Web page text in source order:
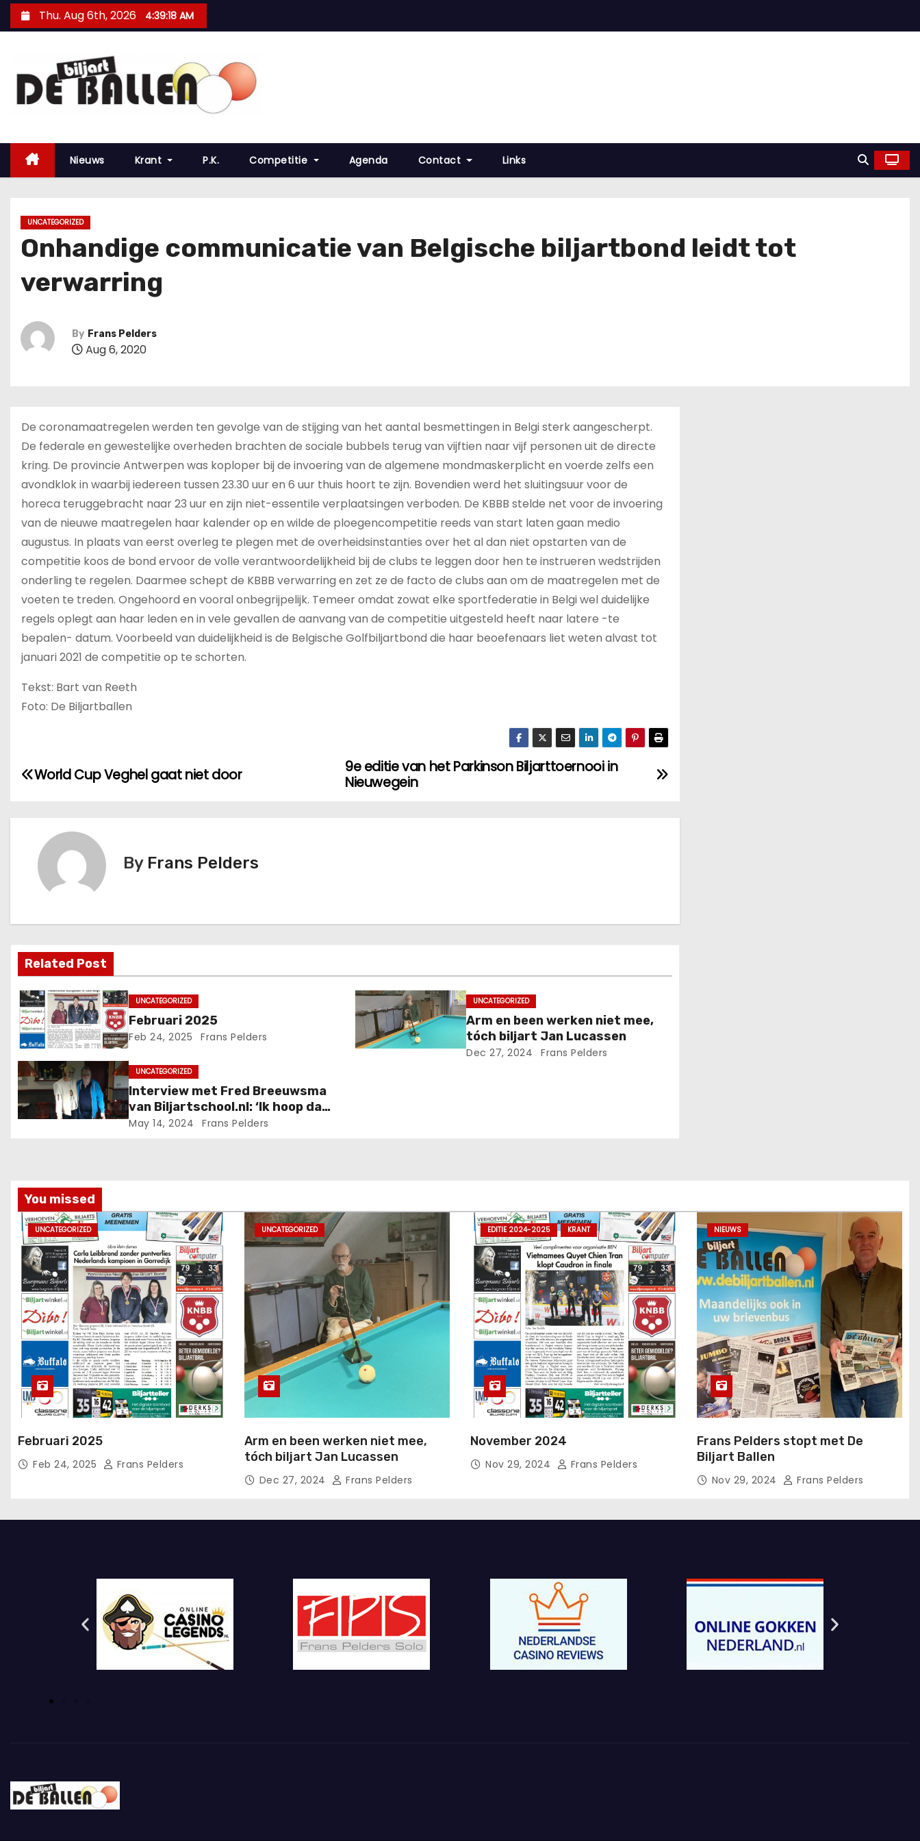
Thu. Aug 6th, 2026 4:39:19 AM
Nieuws Krant P.K. Competitie Agenda Contact Links
UNCATEGORIZED
Onhandige communicatie van Belgische biljartbond leidt tot
verwarring
By Frans Pelders
Aug 6, 2020
De coronamaatregelen werden ten gevolge van de stijging van het aantal besmettingen in Belgi sterk aangescherpt.
De federale en gewestelijke overheden brachten de sociale bubbels terug van vijftien naar vijf personen uit de directe
kring. De provincie Antwerpen was koploper bij de invoering van de algemene mondmaskerplicht en voerde zelfs een
avondklok in waarbij iedereen tussen 23.30 uur en 6 uur thuis hoort te zijn. Bovendien werd het sluitingsuur voor de
horeca teruggebracht naar 23 uur en zijn niet-essentile verplaatsingen verboden. De KBBB stelde net voor de invoering
van de nieuwe maatregelen haar kalender op en wilde de ploegencompetitie reeds van start laten gaan medio
augustus. In plaats van eerst overleg te plegen met de overheidsinstanties over het al dan niet opstarten van de
competitie koos de bond ervoor de volle verantwoordelijkheid bij de clubs te leggen door hen te instrueren wedstrijden
onderling te regelen. Daarmee schept de KBBB verwarring en zet ze de facto de clubs aan om de maatregelen met de
voeten te treden. Ongehoord en vooral onbegrijpelijk. Temeer omdat zowat elke sportfederatie in Belgi wel duidelijke
regels oplegt aan haar leden en in vele gevallen de aanvang van de competitie uitgesteld heeft naar latere -te
bepalen- datum. Voorbeeld van duidelijkheid is de Belgische Golfbiljartbond die haar beoefenaars liet weten alvast tot
januari 2021 de competitie op te schorten.
Tekst: Bart van Reeth
Foto: De Biljartballen
9e editie van het Parkinson Biljarttoernooi in
Nieuwegein
World Cup Veghel gaat niet door
By Frans Pelders
Related Post
UNCATEGORIZED
Februari 2025
Feb 24, 2025 Frans Pelders
UNCATEGORIZED
Arm en been werken niet mee,
tóch biljart Jan Lucassen
Dec 27, 2024 Frans Pelders
UNCATEGORIZED
Interview met Fred Breeuwsma
van Biljartschool.nl: ‘Ik hoop dat
iemand het wil voortzetten’
May 14, 2024 Frans Pelders
You missed
UNCATEGORIZED
Februari 2025
Feb 24, 2025 Frans Pelders
UNCATEGORIZED
Arm en been werken niet mee,
tóch biljart Jan Lucassen
Dec 27, 2024 Frans Pelders
EDITIE 2024-2025 KRANT
November 2024
Nov 29, 2024 Frans Pelders
NIEUWS
Frans Pelders stopt met De
Biljart Ballen
Nov 29, 2024 Frans Pelders